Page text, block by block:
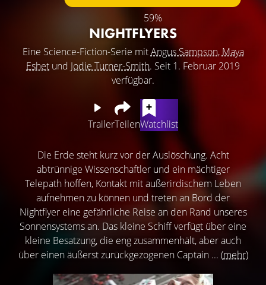
59%
NIGHTFLYERS
Eine Science-Fiction-Serie mitAngus Sampson, Maya
Eshet und Jodie Turner-Smith. Seit 1. Februar 2019
verfügbar.
TrailerTeilenWatchlist
Die Erde steht kurz vor der Auslöschung. Acht
abtrünnige Wissenschaftler und ein mächtiger
Telepath hoffen, Kontakt mit außerirdischem Leben
aufnehmen zu können und treten an Bord der
Nightflyer eine gefährliche Reise an den Rand unseres
Sonnensystems an. Das kleine Schiff verfügt über eine
kleine Besatzung, die eng zusammenhält, aber auch
über einen äußerst zurückgezogenen Captain ... (mehr)